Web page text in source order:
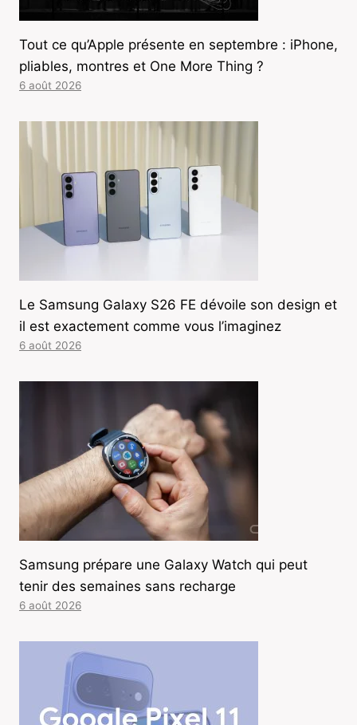
Tout ce qu’Apple présente en septembre : iPhone,
pliables, montres et One More Thing ?
6 août 2026
Le Samsung Galaxy S26 FE dévoile son design et
il est exactement comme vous l’imaginez
6 août 2026
Samsung prépare une Galaxy Watch qui peut
tenir des semaines sans recharge
6 août 2026